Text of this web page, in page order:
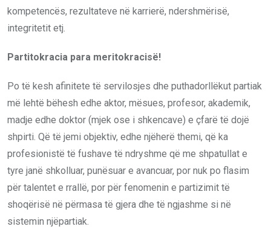
kompetencës, rezultateve në karrierë, ndershmërisë,
integritetit etj.
Partitokracia para meritokracisë!
Po të kesh afinitete të servilosjes dhe puthadorllëkut partiak
më lehtë bëhesh edhe aktor, mësues, profesor, akademik,
madje edhe doktor (mjek ose i shkencave) e çfarë të dojë
shpirti. Që të jemi objektiv, edhe njëherë themi, që ka
profesionistë të fushave të ndryshme që me shpatullat e
tyre janë shkolluar, punësuar e avancuar, por nuk po flasim
për talentet e rrallë, por për fenomenin e partizimit të
shoqërisë në përmasa të gjera dhe të ngjashme si në
sistemin njëpartiak.